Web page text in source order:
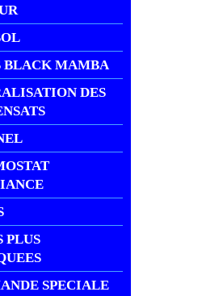
BLACK MAMBA
DES
PLUS
SPECIALE